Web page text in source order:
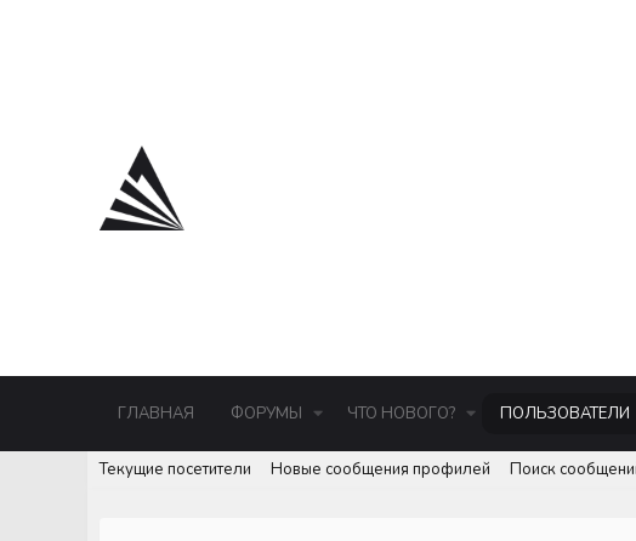
ГЛАВНАЯ ФОРУМЫ ЧТО НОВОГО? ПОЛЬЗОВАТЕЛИ
Текущие посетители Новые сообщения профилей Поиск